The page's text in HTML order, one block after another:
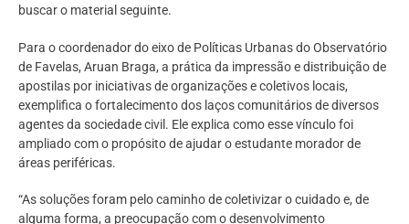
buscar o material seguinte.
Para o coordenador do eixo de Políticas Urbanas do Observatório
de Favelas, Aruan Braga, a prática da impressão e distribuição de
apostilas por iniciativas de organizações e coletivos locais,
exemplifica o fortalecimento dos laços comunitários de diversos
agentes da sociedade civil. Ele explica como esse vínculo foi
ampliado com o propósito de ajudar o estudante morador de
áreas periféricas.
“As soluções foram pelo caminho de coletivizar o cuidado e, de
alguma forma, a preocupação com o desenvolvimento